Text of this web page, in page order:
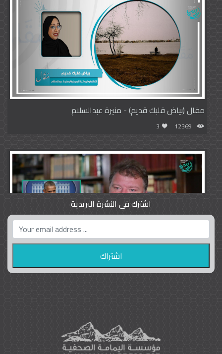
مقال (بياض قلبك قديم) - منيرة عبدالسلام
12369
3
واشنطن بوست واللوبي المزدوج
9793
اشترك في النشرة البريدية